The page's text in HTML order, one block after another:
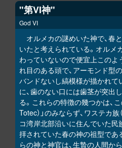
"第VI神"
God VI
オルメカの謎めいた神で、春
いたと考えられている。オルメ
わっていないので便宜上このよ
れ目のある頭で、アーモンド型
バンドないし縞模様が描かれて
に、歯のない口には歯茎が突出
る。これらの特徴の幾つかは、こ
Totec）」のみならず、ワステカ
コ湾岸北部沿いに住んでいた民
拝されていた春の神の祖型であ
らの神と神官は、生贄の人間か